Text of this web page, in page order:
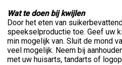
Wat te doen bij kwijlen
Door het eten van
speekselproductie toe. Geef uw
min mogelijk van. Sluit de mond
veel mogelijk. Neem bij
met uw huisarts, tandarts of